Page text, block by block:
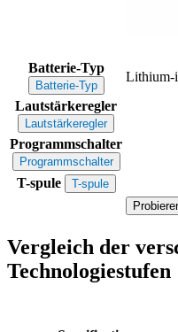
Batterie-Typ
Batterie-Typ
Lithium-
Lautstärkeregler
Lautstärkeregler
Programmschalter
Programmschalter
T-spule
T-spule
Vergleich der
Technologiestufen